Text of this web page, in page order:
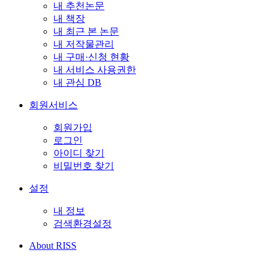
내 추천논문
내 책장
내 최근 본 논문
내 저작물관리
내 구매·신청 현황
내 서비스 사용권한
내 관심 DB
회원서비스
회원가입
로그인
아이디 찾기
비밀번호 찾기
설정
내 정보
검색환경설정
About RISS